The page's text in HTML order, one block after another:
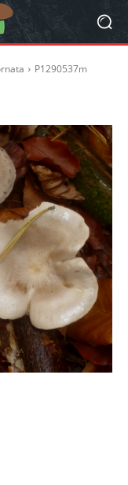
P1290537m